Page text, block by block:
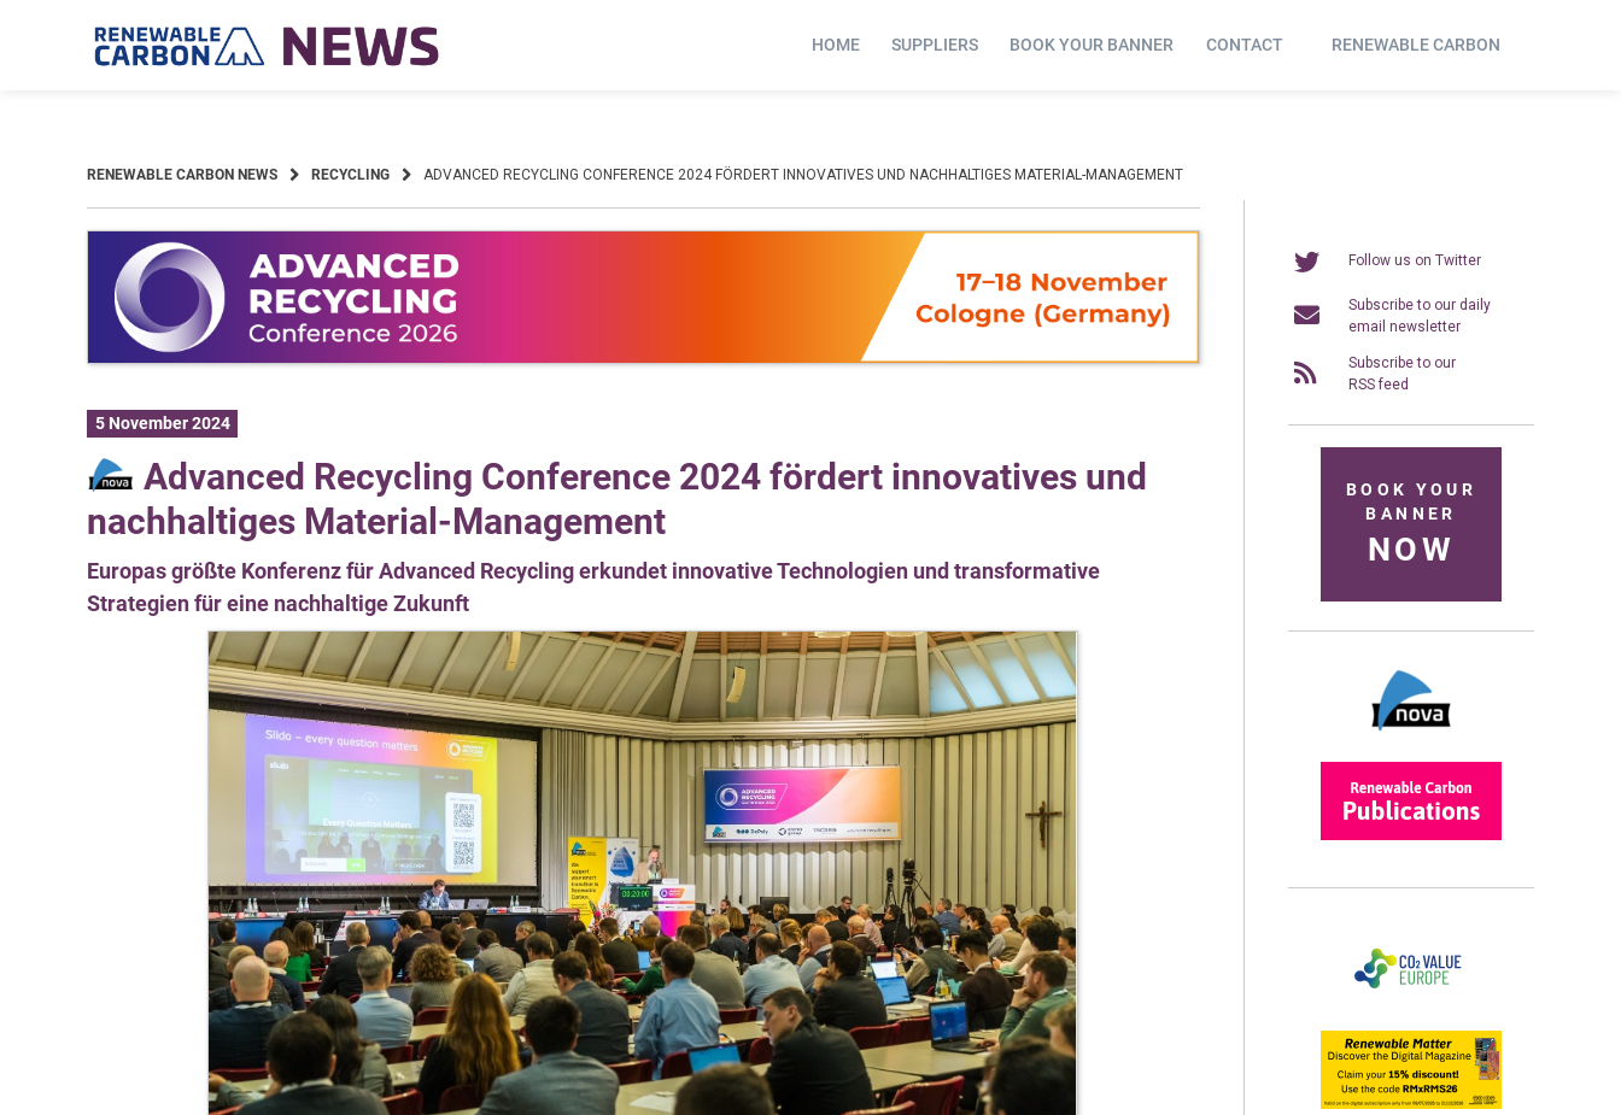
HOME SUPPLIERS BOOK YOUR BANNER CONTACT RENEWABLE CARBON
RENEWABLE CARBON NEWS RECYCLING ADVANCED RECYCLING CONFERENCE 2024 FÖRDERT INNOVATIVES UND NACHHALTIGES MATERIAL-MANAGEMENT
5 November 2024
Advanced Recycling Conference 2024 fördert innovatives und
nachhaltiges Material-Management
Europas größte Konferenz für Advanced Recycling erkundet innovative Technologien und transformative
Strategien für eine nachhaltige Zukunft
Follow us on Twitter
Subscribe to our daily
email newsletter
Subscribe to our
RSS feed
BOOK YOUR
BANNER
NOW